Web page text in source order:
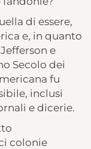
di essere,
e, in quanto
e
Secolo dei
fu
inclusi
e dicerie.
colonie